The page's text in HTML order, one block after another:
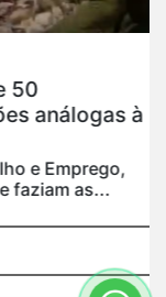
análogas à
e Emprego,
as...